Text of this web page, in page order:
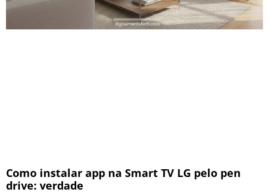
Como instalar app na Smart TV LG pelo pen
drive: verdade